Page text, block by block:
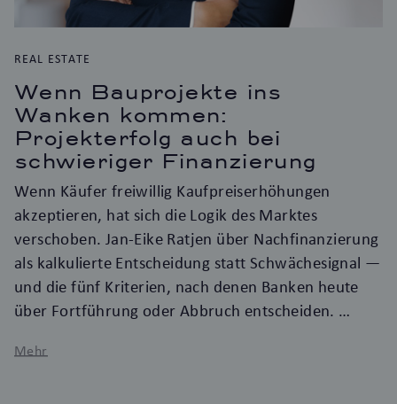
REAL ESTATE
Wenn Bauprojekte ins
Wanken kommen:
Projekterfolg auch bei
schwieriger Finanzierung
Wenn Käufer freiwillig Kaufpreiserhöhungen
akzeptieren, hat sich die Logik des Marktes
verschoben. Jan-Eike Ratjen über Nachfinanzierung
als kalkulierte Entscheidung statt Schwächesignal —
und die fünf Kriterien, nach denen Banken heute
über Fortführung oder Abbruch entscheiden.
Mehr